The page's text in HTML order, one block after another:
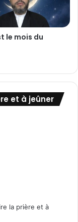
le mois du
et à jeûner
la prière et à